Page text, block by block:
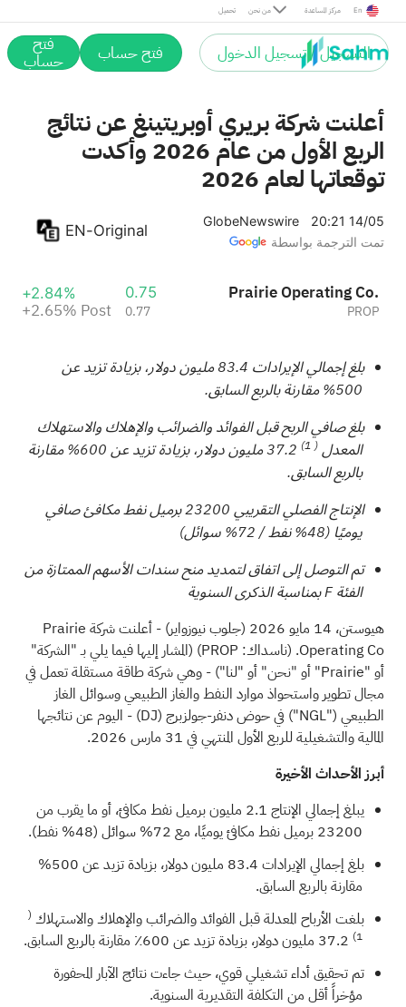
تحميل من نحن مركز المساعدة En
التسجيل / تسجيل الدخول فتح حساب فتح
حساب
أعلنت شركة بريري أوبريتينغ عن نتائج
الربع الأول من عام 2026 وأكدت
توقعاتها لعام 2026
GlobeNewswire
20:21 14/05
تمت الترجمة بواسطة
EN-Original
Prairie Operating Co.
PROP
0.75
0.77
+2.84%
+2.65% Post
بلغ إجمالي الإيرادات 83.4 مليون دولار، بزيادة تزيد عن
500% مقارنة بالربع السابق.
بلغ صافي الربح قبل الفوائد والضرائب والإهلاك والاستهلاك
المعدل (
1)
37.2 مليون دولار، بزيادة تزيد عن 600% مقارنة
بالربع السابق.
الإنتاج الفصلي التقريبي 23200 برميل نفط مكافئ صافي
يوميًا (48% نفط / 72% سوائل)
تم التوصل إلى اتفاق لتمديد منح سندات الأسهم الممتازة من
الفئة F بمناسبة الذكرى السنوية
هيوستن، 14 مايو 2026 (جلوب نيوزواير) - أعلنت شركة Prairie
Operating Co. (ناسداك: PROP) (المشار إليها فيما يلي بـ "الشركة"
أو "Prairie" أو "نحن" أو "لنا") - وهي شركة طاقة مستقلة تعمل في
مجال تطوير واستحواذ موارد النفط والغاز الطبيعي وسوائل الغاز
الطبيعي ("NGL") في حوض دنفر-جولزبرج
(DJ) - اليوم عن نتائجها
المالية والتشغيلية للربع الأول المنتهي في 31 مارس 2026.
أبرز الأحداث الأخيرة
يبلغ إجمالي الإنتاج 2.1 مليون برميل نفط مكافئ، أو ما يقرب من
23200 برميل نفط مكافئ يوميًا، مع 72% سوائل (48% نفط).
بلغ إجمالي الإيرادات 83.4 مليون دولار، بزيادة تزيد عن 500%
مقارنة بالربع السابق.
بلغت الأرباح المعدلة قبل الفوائد والضرائب والإهلاك والاستهلاك (
1)
تم تحقيق أداء تشغيلي قوي، حيث جاءت نتائج الآبار المحفورة
مؤخراً أقل من التكلفة التقديرية السنوية.